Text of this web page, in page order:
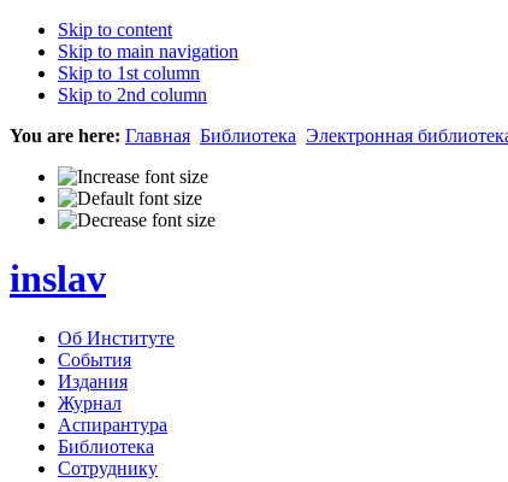
Skip to content
Skip to main navigation
Skip to 1st column
Skip to 2nd column
You are here: Главная Библиотека Электронная
inslav
Об Институте
События
Издания
Журнал
Аспирантура
Библиотека
Сотруднику